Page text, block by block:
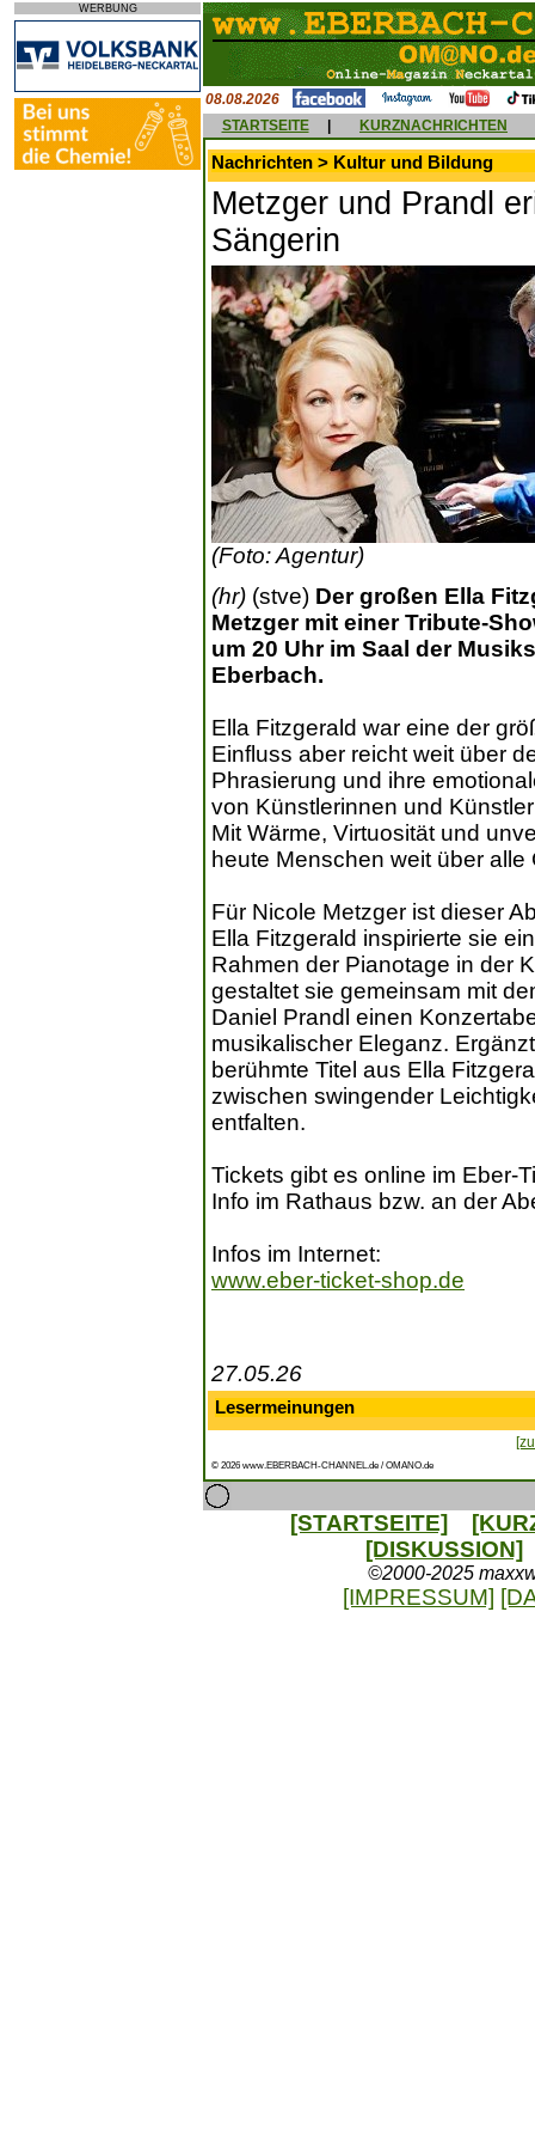
WERBUNG
08.08.2026
STARTSEITE
KURZNACHRICHTEN
Nachrichten > Kultur und Bildung
Metzger und Prandl
Sängerin
(Foto: Agentur)
(hr) (stve) Der großen Ella
Metzger mit einer Tribute-
um 20 Uhr im Saal der
Eberbach.
Ella Fitzgerald war eine der
Einfluss aber reicht weit über
Phrasierung und ihre
von Künstlerinnen und
Mit Wärme, Virtuosität und
heute Menschen weit über
Für Nicole Metzger ist dieser
Ella Fitzgerald inspirierte sie
Rahmen der Pianotage in der
gestaltet sie gemeinsam mit
Daniel Prandl einen
musikalischer Eleganz.
berühmte Titel aus Ella
zwischen swingender
entfalten.
Tickets gibt es online im Eber-
Info im Rathaus bzw. an der
Infos im Internet:
www.eber-ticket-shop.de
27.05.26
Lesermeinungen
© 2026 www.EBERBACH-CHANNEL.de / OMANO.de
[STARTSEITE]
[DISKUSSION]
©2000-2025
[IMPRESSUM]